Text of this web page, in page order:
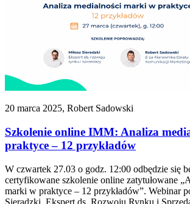
20 marca 2025, Robert Sadowski
Szkolenie online IMM: Analiza
praktyce – 12 przykładów
W czwartek 27.03 o godz. 12:00 odbędzie się
certyfikowane szkolenie online zatytułowane
marki w praktyce – 12 przykładów”. Webinar
Sieradzki, Ekspert ds. Rozwoju Rynku i